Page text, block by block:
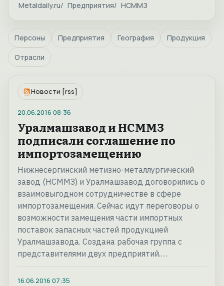
Metaldaily.ru Предприятия НСММЗ
Персоны Предприятия География Продукция
Отрасли
Новости [rss]
20.06.2016 08:36
Уралмашзавод и НСММЗ
подписали соглашение по
импортозамещению
Нижнесергинский метизно-металлургический
завод (НСММЗ) и Уралмашзавод договорились о
взаимовыгодном сотрудничестве в сфере
импортозамещения. Сейчас идут переговоры о
возможности замещения части импортных
поставок запасных частей продукцией
Уралмашзавода. Создана рабочая группа с
представителями двух предприятий.…
16.06.2016 07:35